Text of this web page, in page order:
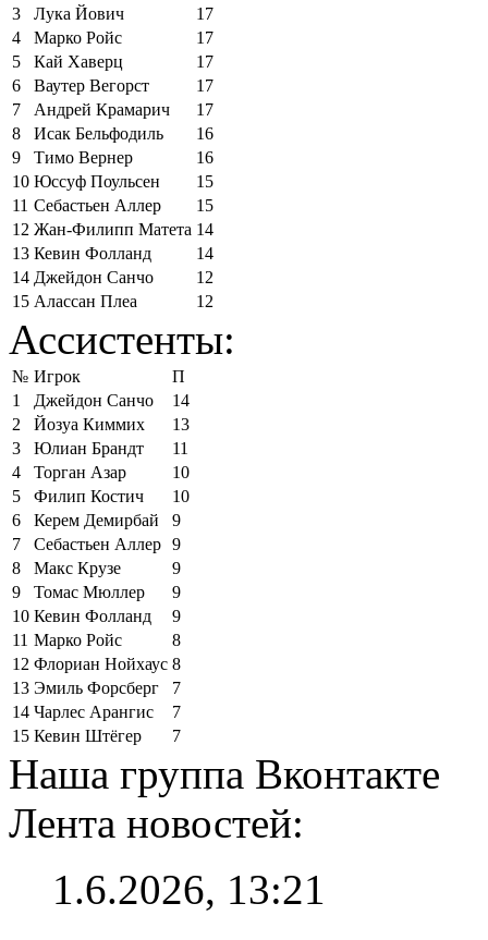
3
Лука Йович
17
4
Марко Ройс
17
5
Кай Хаверц
17
6
Ваутер Вегорст
17
7
Андрей Крамарич
17
8
Исак Бельфодиль
16
9
Тимо Вернер
16
10 Юссуф Поульсен
15
11 Себастьен Аллер
15
12 Жан-Филипп Матета 14
13 Кевин Фолланд
14
14 Джейдон Санчо
12
15 Алассан Плеа 12
Ассистенты:
№ Игрок
П
1
Джейдон Санчо
14
2
Йозуа Киммих
13
3
Юлиан Брандт
11
4
Торган Азар
10
5
Филип Костич
10
6
Керем Демирбай
9
7
Себастьен Аллер 9
8
Макс Крузе
9
9
Томас Мюллер
9
10 Кевин Фолланд
9
11 Марко Ройс
8
12 Флориан Нойхаус 8
13 Эмиль Форсберг
7
14 Чарлес Арангис
7
15 Кевин Штёгер 7
Наша группа Вконтакте
Лента новостей:
1.6.2026, 13:21